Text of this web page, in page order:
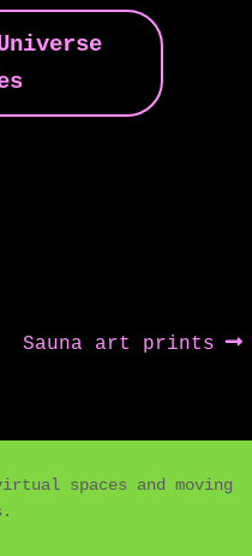
Next
Sauna art prints
spaces and moving